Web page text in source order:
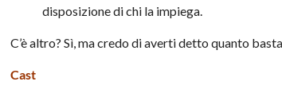
disposizione di chi la impiega.
C’è altro? Sì, ma credo di averti detto quanto
Cast